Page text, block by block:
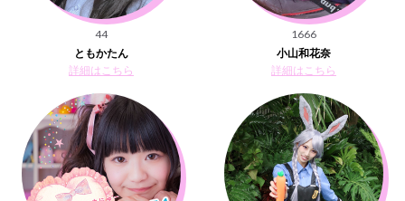
44
ともかたん
詳細はこちら
1666
小山和花奈
詳細はこちら